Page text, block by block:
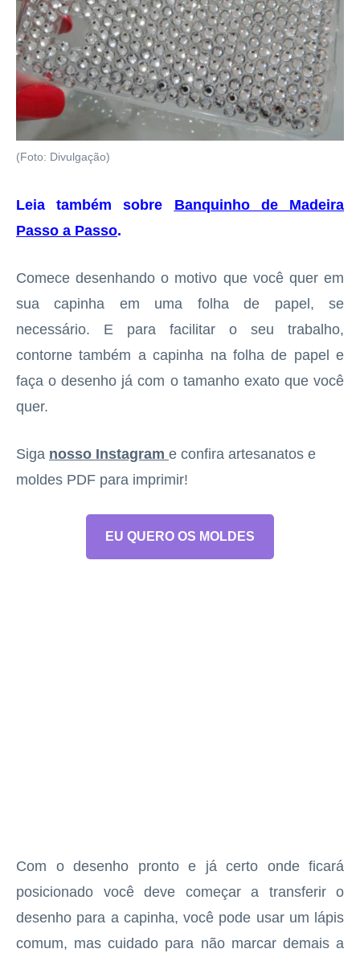
(Foto: Divulgação)
Leia também sobre Banquinho de Madeira
Passo a Passo.
Comece desenhando o motivo que você quer em
sua capinha em uma folha de papel, se
necessário. E para facilitar o seu trabalho,
contorne também a capinha na folha de papel e
faça o desenho já com o tamanho exato que você
quer.
Siga nosso Instagram e confira artesanatos e
moldes PDF para imprimir!
EU QUERO OS MOLDES
Com o desenho pronto e já certo onde ficará
posicionado você deve começar a transferir o
desenho para a capinha, você pode usar um lápis
comum, mas cuidado para não marcar demais a